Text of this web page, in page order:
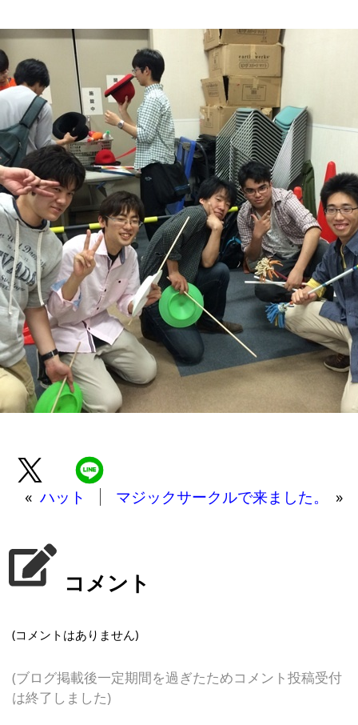
« ハット マジックサークルで来ました。 »
コメント
(コメントはありません)
(ブログ掲載後一定期間を過ぎたためコメント投稿受付
は終了しました)